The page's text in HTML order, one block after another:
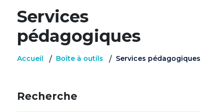
Services
pédagogiques
Accueil / Boîte à outils / Services pédagogiques
Recherche